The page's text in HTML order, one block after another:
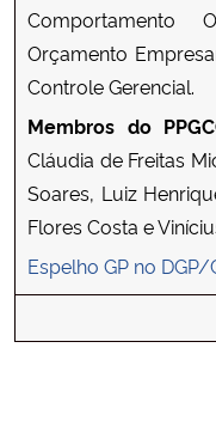
Comportamento
Orçamento
Controle Gerencial.
Membros do
Cláudia de Freitas
Soares, Luiz
Flores Costa e
Espelho GP no DGP/